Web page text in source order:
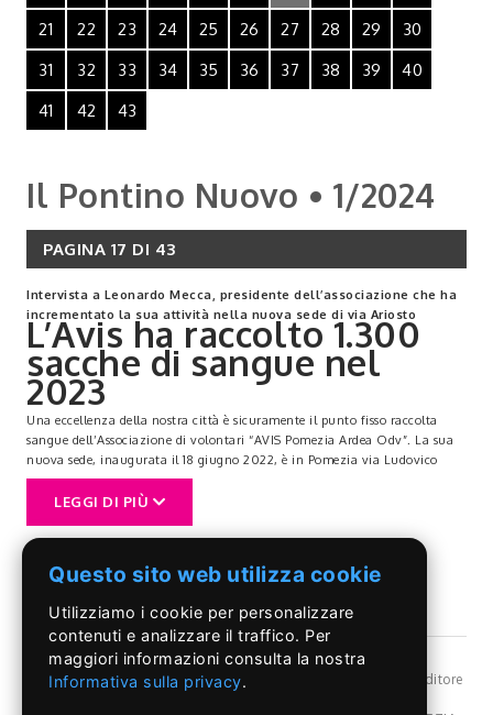
21
22 23 24 25 26 27 28 29
30
31
32 33 34 35 36 37 38 39
40
41
42 43
Il Pontino Nuovo • 1/2024
PAGINA 17 DI 43
Intervista a Leonardo Mecca, presidente dell’associazione che ha
incrementato la sua attività nella nuova sede di via Ariosto
L’Avis ha raccolto 1.300
sacche di sangue nel
2023
Una eccellenza della nostra città è sicuramente il punto fisso raccolta
sangue dell’Associazione di volontari “AVIS Pomezia Ardea Odv”. La sua
nuova sede, inaugurata il 18 giugno 2022, è in Pomezia via Ludovico
Ariosto 17-19 angolo viale Manzoni. Il presidente di questa struttura e
l’ingegner Leonardo Mecca.
anno in occasione dell’inaugurazione della nuova sede e vi eravate posti
come obiettivo un incremento annuale delle sacche di sangue. Com’è
attualmente la situazione?
Associazione che opera sul territorio da oltre 35 anni.
Nell’ultimo anno siano riusciti a raggiungere l’obbiettivo di circa 1.300
sacche di sangue raccolte presso la nostra nuova sede, di poco superiore
agli anni che precedono l’epidemia da COVID-19.
LEGGI DI PIÙ
©Il Pontino- Reg, Trib. Roma n.399/86 - Angelo Capriotti Editore
Questo sito web utilizza cookie
Utilizziamo i cookie per personalizzare
contenuti e analizzare il traffico. Per
maggiori informazioni consulta la nostra
Informativa sulla privacy.